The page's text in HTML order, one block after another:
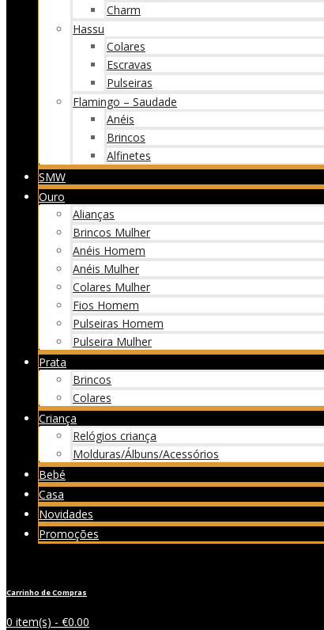
Charm
Hassu
Colares
Escravas
Pulseiras
Flamingo – Saudade
Anéis
Brincos
Alfinetes
SMW
Ouro
Alianças
Brincos Mulher
Anéis Homem
Anéis Mulher
Colares Mulher
Fios Homem
Pulseiras Homem
Pulseira Mulher
Prata
Brincos
Colares
Criança
Relógios criança
Molduras/Álbuns/Acessórios
Bebé
Casa
Novidades
Promoções
Carrinho de Compras
0 item(s) - €0.00